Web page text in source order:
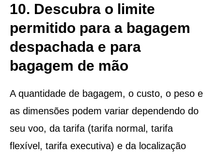
10. Descubra o limite
permitido para a bagagem
despachada e para
bagagem de mão
A quantidade de bagagem, o custo, o peso e
as dimensões podem variar dependendo do
seu voo, da tarifa (tarifa normal, tarifa
flexível, tarifa executiva) e da localização